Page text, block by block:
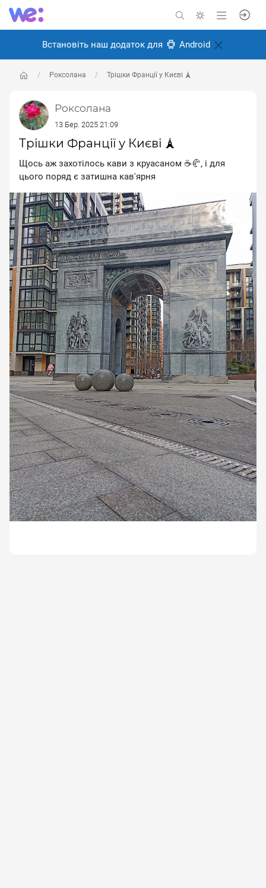
Встановіть наш додаток для Android
Роксолана Трішки Франції у Києві 🗼
Роксолана
13 Бер. 2025 21:09
Трішки Франції у Києві 🗼
Щось аж захотілось кави з круасаном ☕🥐, і для
цього поряд є затишна кав'ярня